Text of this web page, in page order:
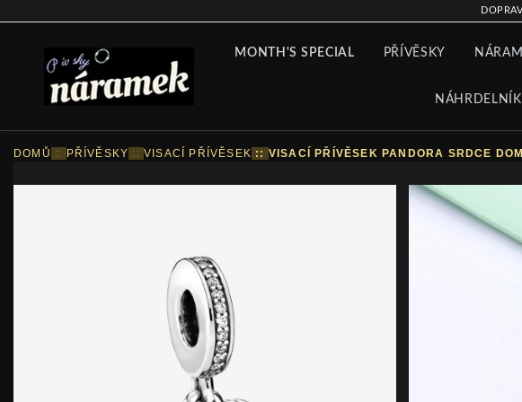
MONTH'S SPECIAL PŘÍVĚSKY
DOMŮ :: PŘÍVĚSKY ::VISACÍ PŘÍVĚSEK :: VISACÍ PŘÍVĚSEK PANDORA SRDCE